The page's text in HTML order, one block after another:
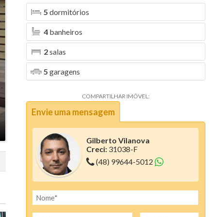
Aura (1)
Blanc Residence (2)
Bosque dos Girassóis (1)
Canvas Residence (7)
Cartier Residencia (1)
Centro Comercial Santo Antonio (1)
5 dormitórios
4 banheiros
2salas
5 garagens
COMPARTILHAR IMÓVEL:
Envie uma mensagem
Gilberto Vilanova
Creci:31038-F
(48) 99644-5012